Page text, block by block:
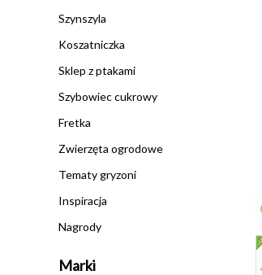
Szynszyla
Koszatniczka
Sklep z ptakami
Szybowiec cukrowy
Fretka
Zwierzęta ogrodowe
Tematy gryzoni
Inspiracja
Nagrody
Marki